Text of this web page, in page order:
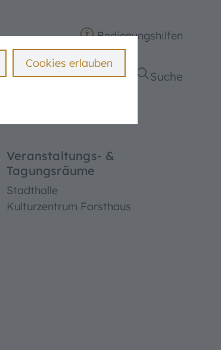
Cookies erlauben
Bedienungshilfen
Politik & Verwaltung Suche
Veranstaltungs- &
Tagungsräume
Stadthalle
Kulturzentrum Forsthaus